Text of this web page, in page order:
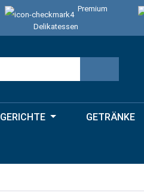
Premium
Delikatessen
GERICHTE GETRÄNKE